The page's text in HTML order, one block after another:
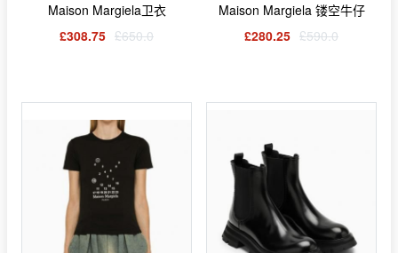
Maison Margiela卫衣
£308.75 £650.0
Maison Margiela 镂空牛仔
£280.25 £590.0